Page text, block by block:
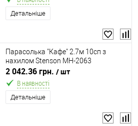
Детальніше
Парасолька "Кафе" 2.7м 10сп з
нахилом Stenson MH-2063
2 042.36 грн. / шт
В наявності
Детальніше